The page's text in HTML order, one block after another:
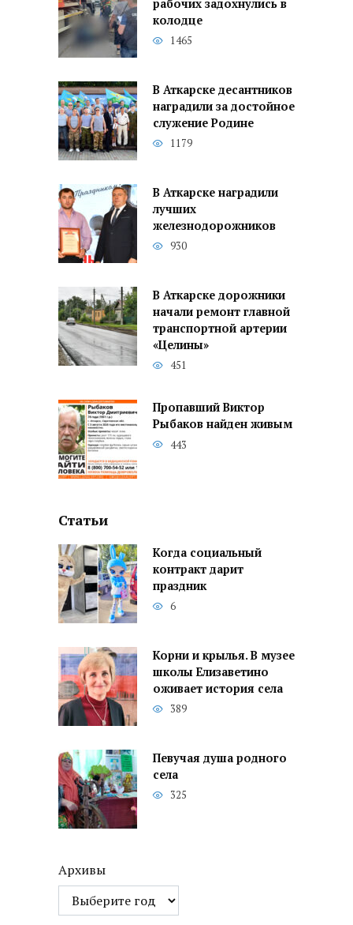
рабочих задохнулись в
колодце
1465
В Аткарске десантников
наградили за достойное
служение Родине
1179
В Аткарске наградили
лучших
железнодорожников
930
В Аткарске дорожники
начали ремонт главной
транспортной артерии
«Целины»
451
Пропавший Виктор
Рыбаков найден живым
443
Статьи
Когда социальный
контракт дарит
праздник
6
Корни и крылья. В музее
школы Елизаветино
оживает история села
389
Певучая душа родного
села
325
Архивы